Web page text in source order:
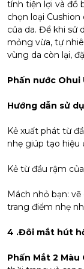
tính tiện lợi và đồ
chọn loại
của da. Để khi sử
mỏng vừa, tự
vùng da còn lại,
Phấn nước Ohui
Hướng dẫn sử
Kẻ xuất phát từ
nhẹ giúp tạo hiệu
Kẻ từ đầu rậm
Mách nhỏ bạn:
trang điểm nhẹ
4 .Đôi mắt hút
Phấn Mắt 2 Màu